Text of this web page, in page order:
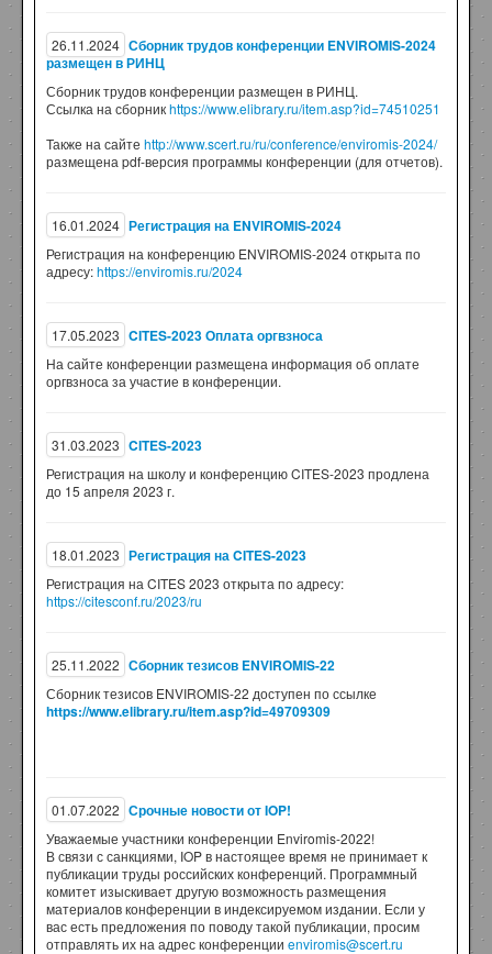
26.11.2024 Сборник трудов конференции ENVIROMIS-2024
размещен в РИНЦ
Сборник трудов конференции размещен в РИНЦ.
Ссылка на сборникhttps://www.elibrary.ru/item.asp?id=74510251
Также на сайте http://www.scert.ru/ru/conference/enviromis-2024/
размещена pdf-версия программы конференции (для отчетов).
16.01.2024 Регистрация на ENVIROMIS-2024
Регистрация на конференцию ENVIROMIS-2024 открыта по
адресу:https://enviromis.ru/2024
17.05.2023 CITES-2023 Оплата оргвзноса
На сайте конференции размещена информация об оплате
оргвзноса за участие в конференции.
31.03.2023 CITES-2023
Регистрация на школу и конференцию CITES-2023 продлена
до 15 апреля 2023 г.
18.01.2023 Регистрация на CITES-2023
Регистрация на CITES 2023 открыта по адресу:
https://citesconf.ru/2023/ru
25.11.2022 Сборник тезисов ENVIROMIS-22
Сборник тезисов ENVIROMIS-22 доступен по ссылке
https://www.elibrary.ru/item.asp?id=49709309
01.07.2022 Срочные новости от IOP!
Уважаемые участники конференции Enviromis-2022!
В связи с санкциями, IOP в настоящее время не принимает к
публикации труды российских конференций. Программный
комитет изыскивает другую возможность размещения
материалов конференции в индексируемом издании. Если у
вас есть предложения по поводу такой публикации, просим
отправлять их на адрес конференции enviromis@scert.ru